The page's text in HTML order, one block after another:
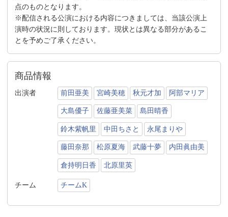
点のものとなります。
※配信される公演における内容につきましては、当該公演上
演時の状況に則しております。現状とは異なる部分があるこ
とを予めご了承ください。
商品情報
出演者 前田亜美 宮崎美穂 秋元才加 阿部マリア
大島優子 佐藤亜美菜 島田晴香
鈴木紫帆里 中田ちさと 永尾まりや
藤田奈那 松原夏海 武藤十夢 内田眞由美
倉持明日香 北原里英
チーム チームK